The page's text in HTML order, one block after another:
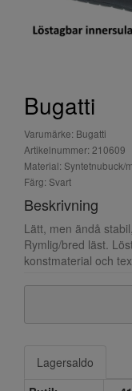
Bugatti
Varumärke: Bugatti
Artikelnummer: 210609
Material: Syntetnubuck/
Färg: Svart
Beskrivning
Lätt, men ändå
Rymlig/bred läst.
konstmaterial och
Lagersaldo